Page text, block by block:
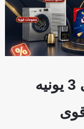
مجلة عروض رنين حتى 3 يونيه